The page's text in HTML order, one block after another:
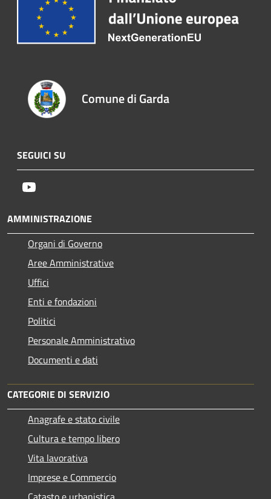
Comune di Garda
SEGUICI SU
AMMINISTRAZIONE
Organi di Governo
Aree Amministrative
Uffici
Enti e fondazioni
Politici
Personale Amministrativo
Documenti e dati
CATEGORIE DI SERVIZIO
Anagrafe e stato civile
Cultura e tempo libero
Vita lavorativa
Imprese e Commercio